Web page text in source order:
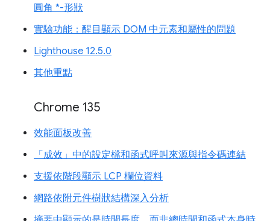
圓角 *-形狀
實驗功能：醒目顯示 DOM 中元素和屬性的問題
Lighthouse 12.5.0
其他重點
Chrome 135
效能面板改善
「成效」中的設定檔和函式呼叫來源與指令碼連結
支援依階段顯示 LCP 欄位資料
網路依附元件樹狀結構深入分析